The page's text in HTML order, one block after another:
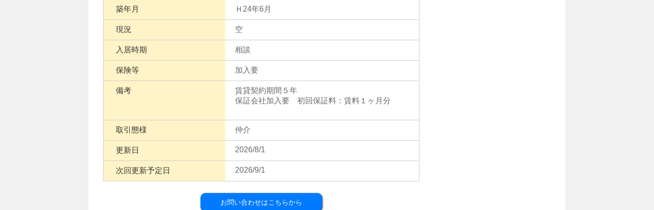
築年月 Ｈ24年6月
現況 空
入居時期 相談
保険等 加入要
備考
賃貸契約期間５年
保証会社加入要 初回保証料：賃料１ヶ月分
取引態様 仲介
更新日 2026/8/1
次回更新予定日 2026/9/1
お問い合わせはこちらから